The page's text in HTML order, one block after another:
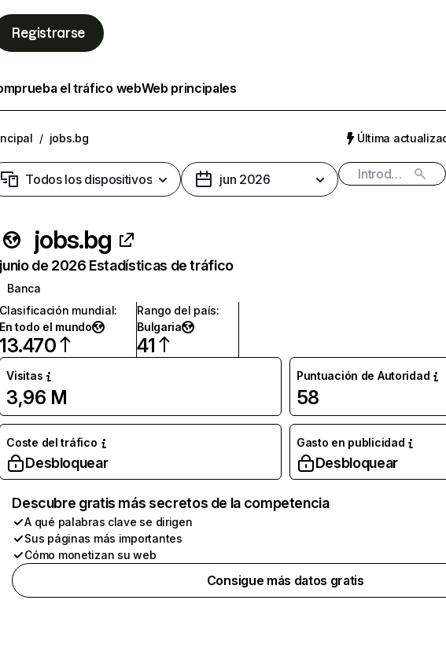
Registrarse
el tráfico webWeb principales
/ jobs.bg Última
Todos los dispositivos jun 2026
jobs.bg
junio de 2026 Estadísticas de tráfico
Banca
Clasificación mundial:
En todo el mundo
13.470
Rango del país:
Bulgaria
41
Visitas
3,96 M
Puntuación de Autoridad
58
Coste del tráfico
Desbloquear
Gasto en publicidad
Desbloquear
Descubre gratis más secretos de la competencia
A qué palabras clave se dirigen
Sus páginas más importantes
Cómo monetizan su web
Consigue más datos gratis